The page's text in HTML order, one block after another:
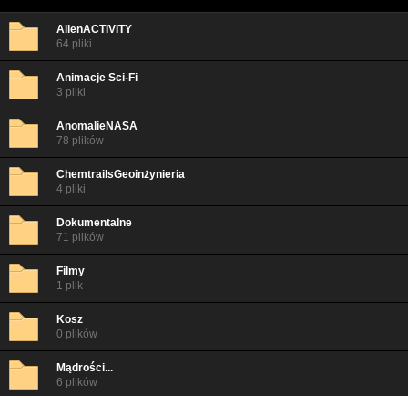
AlienACTIVITY
64 pliki
Animacje Sci-Fi
3 pliki
AnomalieNASA
78 plików
ChemtrailsGeoinżynieria
4 pliki
Dokumentalne
71 plików
Filmy
1 plik
Kosz
0 plików
Mądrości...
6 plików